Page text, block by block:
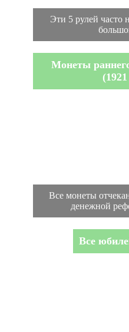
Эти 5 рулей часто
Монеты
Все монеты
денежной
Все